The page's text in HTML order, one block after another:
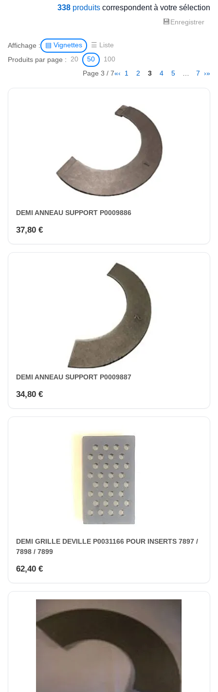
338 produits correspondent à votre sélection
💾Enregistrer
Affichage : ▤ Vignettes ☰ Liste
Produits par page : 20 50 100
Page 3 / 7«‹ 1 2 3 4 5 7 ›»
DEMI ANNEAU SUPPORT P0009886
37,80 €
DEMI ANNEAU SUPPORT P0009887
34,80 €
DEMI GRILLE DEVILLE P0031166 POUR INSERTS 7897 /
7898 / 7899
62,40 €